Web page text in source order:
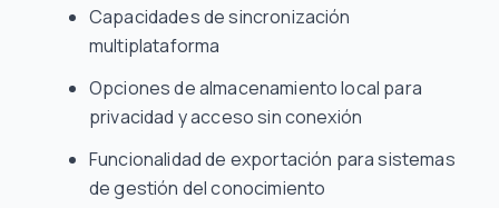
Capacidades de sincronización
multiplataforma
Opciones de almacenamiento local para
privacidad y acceso sin conexión
Funcionalidad de exportación para sistemas
de gestión del conocimiento